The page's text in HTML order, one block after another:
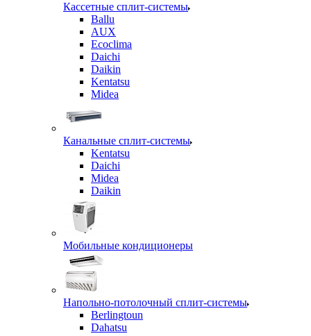
Кассетные сплит-системы
Ballu
AUX
Ecoclima
Daichi
Daikin
Kentatsu
Midea
Канальные сплит-системы
Kentatsu
Daichi
Midea
Daikin
Мобильные кондиционеры
Напольно-потолочный сплит-системы
Berlingtoun
Dahatsu